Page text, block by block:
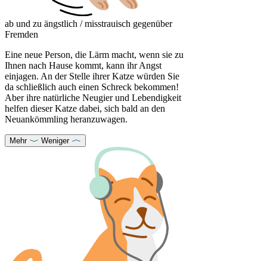
ab und zu ängstlich / misstrauisch gegenüber
Fremden
Eine neue Person, die Lärm macht, wenn sie zu
Ihnen nach Hause kommt, kann ihr Angst
einjagen. An der Stelle ihrer Katze würden Sie
da schließlich auch einen Schreck bekommen!
Aber ihre natürliche Neugier und Lebendigkeit
helfen dieser Katze dabei, sich bald an den
Neuankömmling heranzuwagen.
Mehr Weniger